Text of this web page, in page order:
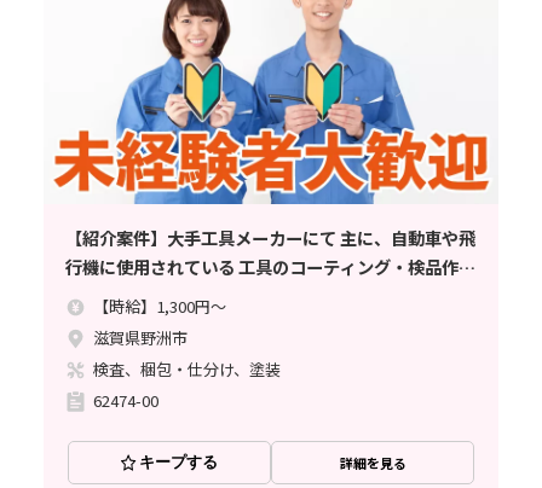
【紹介案件】大手工具メーカーにて 主に、自動車や飛
行機に使用されている 工具のコーティング・検品作業
のお仕事【時給】1,300円～
滋賀県野洲市
検査、梱包・仕分け、塗装
62474-00
キープする 詳細を見る